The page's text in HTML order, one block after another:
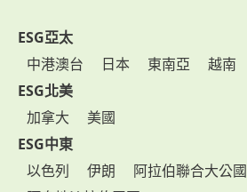
ESG亞太
中港澳台
日本 東南亞 越南
ESG北美
加拿大
美國
ESG中東
以色列
伊朗
阿拉伯聯合大公國